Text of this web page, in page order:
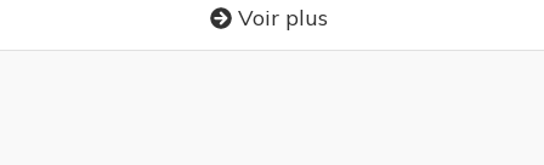
Voir plus